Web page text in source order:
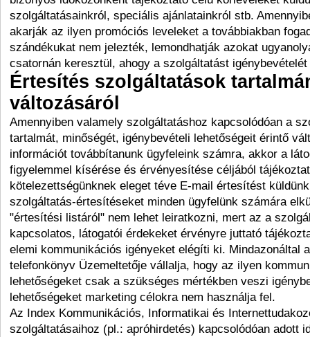
szolgáltatásainkról, speciális ajánlatainkról stb.
akarják az ilyen promóciós leveleket a továbbiakban
szándékukat nem jelezték, lemondhatják azokat
csatornán keresztül, ahogy a szolgáltatást
Értesítés szolgáltatások
változásáról
Amennyiben valamely szolgáltatáshoz kapcsolódóan a
tartalmát, minőségét, igénybevételi lehetőségeit érintő
információt továbbítanunk ügyfeleink számra, akkor a
figyelemmel kísérése és érvényesítése céljából
kötelezettségünknek eleget téve E-mail értesítést
szolgáltatás-értesítéseket minden ügyfelünk számára
"értesítési listáról" nem lehet leiratkozni, mert az a
kapcsolatos, látogatói érdekeket érvényre juttató
elemi kommunikációs igényeket elégíti ki. Mindazonáltal
telefonkönyv Üzemeltetője vállalja, hogy az ilyen
lehetőségeket csak a szükséges mértékben veszi
lehetőségeket marketing célokra nem használja fel.
Az Index Kommunikációs, Informatikai és
szolgáltatásaihoz (pl.: apróhirdetés) kapcsolódóan adott